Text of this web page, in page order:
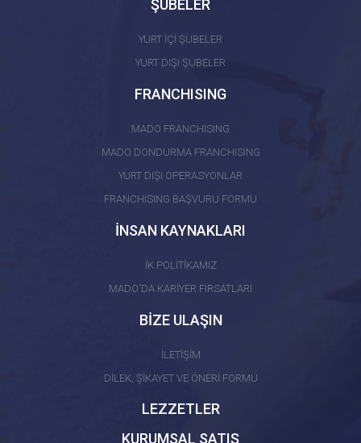
ŞUBELER
YURT İÇİ ŞUBELER
YURT DIŞI ŞUBELER
FRANCHISING
MADO FRANCHISING
MADO DONDURMA FRANCHISING
YURT DIŞI OPERASYONLAR
FRANCHISING BAŞVURU FORMU
İNSAN KAYNAKLARI
İK POLİTİKAMIZ
MADO'DA KARİYER FIRSATLARI
BİZE ULAŞIN
İLETİŞİM
DİLEK, ŞİKAYET VE ÖNERİ FORMU
LEZZETLER
KURUMSAL SATIŞ